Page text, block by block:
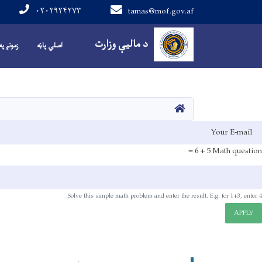
د مالیې وزارت
tamas@mof.gov.af ۰۲۰۲۹۲۴۲۷۳
Main navigation
اصلي پاڼه زمونږ
HOME
E-mail
Math question
5 + 6 =
Solve this simple math problem and enter the result. E.g. for 1+3, enter 4.
APPLY